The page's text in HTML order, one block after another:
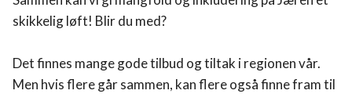
skikkelig løft! Blir du med?
Det finnes mange gode tilbud og tiltak i regionen vår.
Men hvis flere går sammen, kan flere også finne fram til